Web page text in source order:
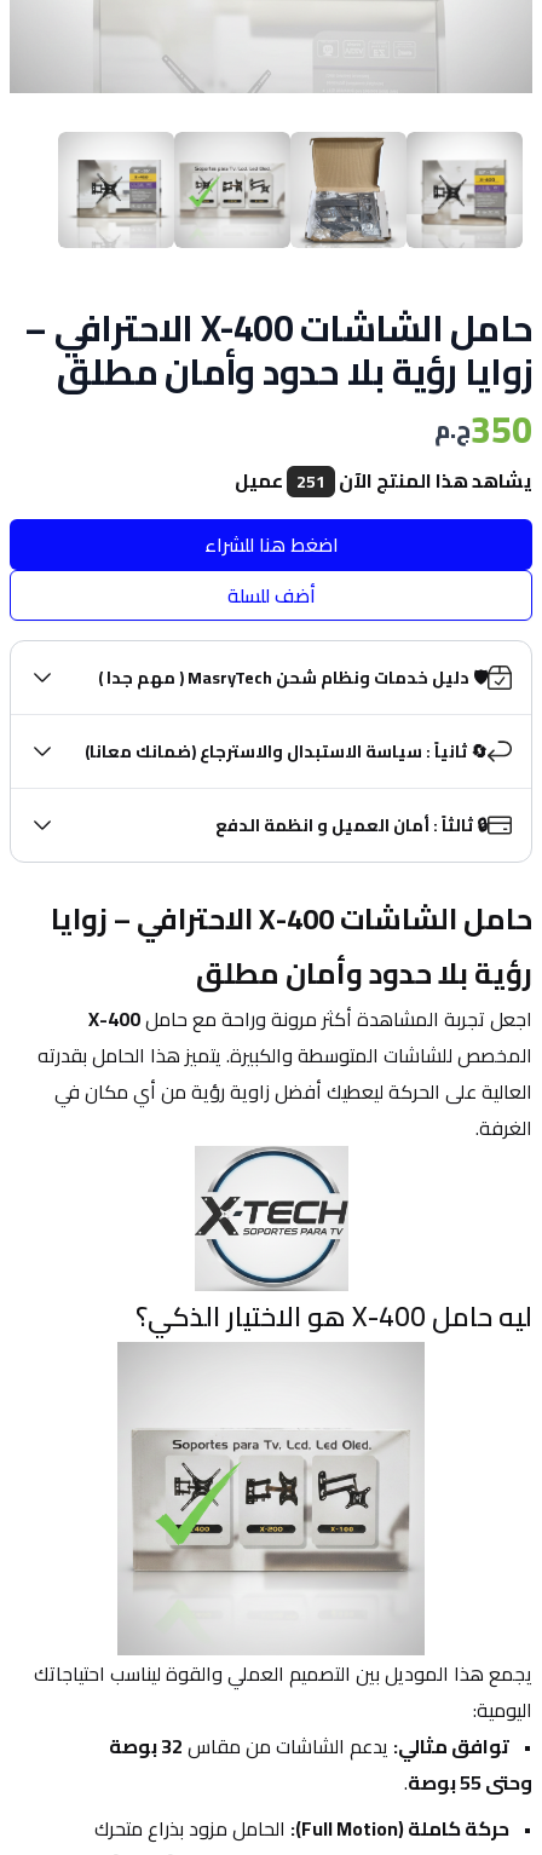
حامل الشاشات X-400 الاحترافي –
زوايا رؤية بلا حدود وأمان مطلق
350ج.م
يشاهد هذا المنتج الآن 251 عميل
اضغط هنا للشراء
أضف للسلة
🛡️ دليل خدمات ونظام شحن MasryTech ( مهم جدا )
🔄 ثانياً : سياسة الاستبدال والاسترجاع (ضمانك معانا)
🔒 ثالثاً : أمان العميل و انظمة الدفع
رؤية بلا حدود وأمان مطلق
اجعل تجربة المشاهدة أكثر مرونة وراحة مع حامل X-400
الغرفة.
ليه حامل X-400 هو الاختيار الذكي؟
اليومية:
توافق مثالي: يدعم الشاشات من مقاس
وحتى 55 بوصة
.
حركة كاملة (Full Motion):